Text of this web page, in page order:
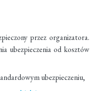
przez organizatora.
ubezpieczenia od kosztów
ubezpieczeniu,